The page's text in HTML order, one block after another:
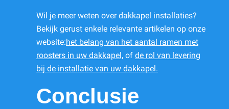
Wil je meer weten over dakkapel installaties?
Bekijk gerust enkele relevante artikelen op onze
website:het belang van het aantal ramen met
roosters in uw dakkapel, of de rol van levering
bij de installatie van uw dakkapel.
Conclusie